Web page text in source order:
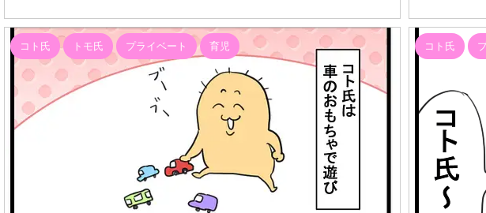
コト氏 トモ氏 プライベート 育児 コト氏